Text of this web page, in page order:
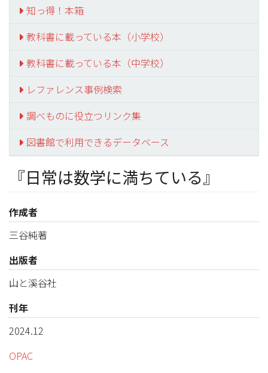
知っ得！本箱
教科書に載っている本（小学校）
教科書に載っている本（中学校）
レファレンス事例検索
調べものに役立つリンク集
図書館で利用できるデータベース
『日常は数学に満ちている』
作成者
三谷純著
出版者
山と溪谷社
刊年
2024.12
OPAC